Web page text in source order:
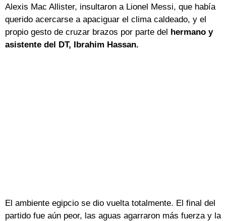
Alexis Mac Allister, insultaron a Lionel Messi, que había
querido acercarse a apaciguar el clima caldeado, y el
propio gesto de cruzar brazos por parte del
hermano y
asistente del DT, Ibrahim Hassan.
El ambiente egipcio se dio vuelta totalmente. El final del
partido fue aún peor, las aguas agarraron más fuerza y la